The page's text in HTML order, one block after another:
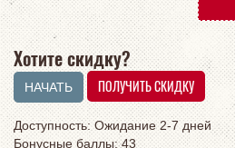
Хотите скидку?
Доступность: Ожидание 2-7 дней
Бонусные баллы: 43